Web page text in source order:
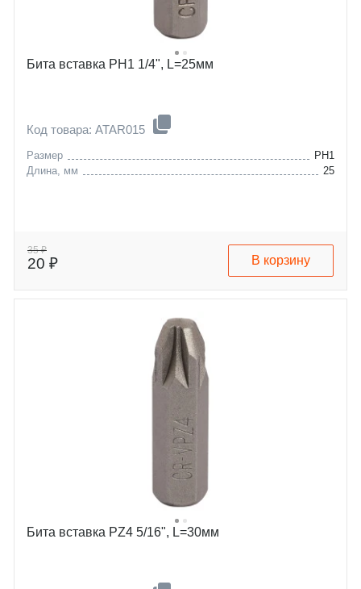
Бита вставка PH1 1/4", L=25мм
Код товара: ATAR015
Размер
PH1
Длина, мм
25
35 ₽
20 ₽ В корзину
Бита вставка PZ4 5/16", L=30мм